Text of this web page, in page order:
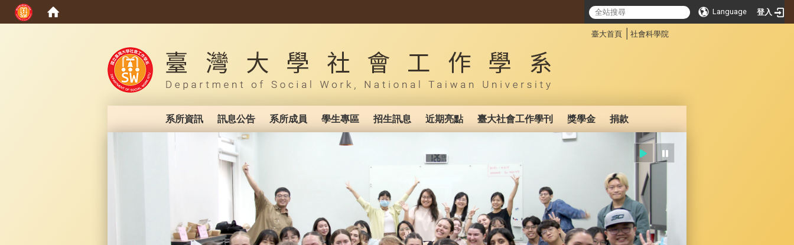
Language 登入
臺大首頁 社會科學院
系所資訊 訊息公告 系所成員 學生專區 招生訊息 近期亮點 臺大社會工作學刊 獎學金 捐款